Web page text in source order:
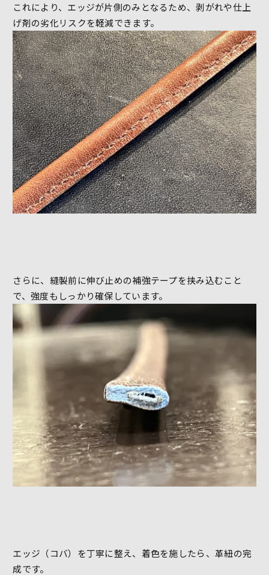
これにより、エッジが片側のみとなるため、剥がれや仕上
げ剤の劣化リスクを軽減できます。
さらに、縫製前に伸び止めの補強テープを挟み込むこと
で、強度もしっかり確保しています。
エッジ（コバ）を丁寧に整え、着色を施したら、革紐の完
成です。